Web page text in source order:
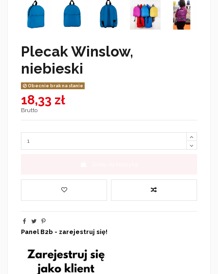
Plecak Winslow,
niebieski
Obecnie brak na stanie
18,33 zł
Brutto
Panel B2b - zarejestruj się!